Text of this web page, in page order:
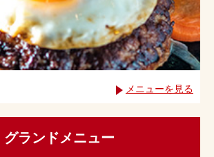
メニューを見る
グランドメニュー